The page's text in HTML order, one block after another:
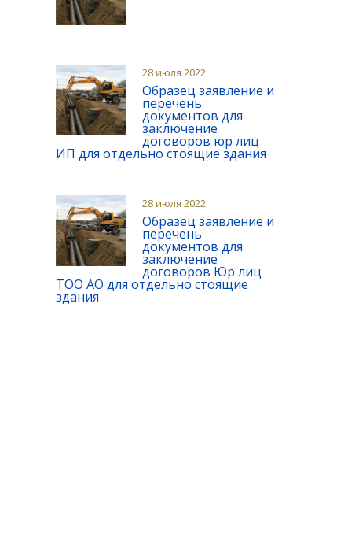
28 июля 2022
Образец заявление и
перечень
документов для
заключение
договоров юр лиц
ИП для отдельно стоящие здания
28 июля 2022
Образец заявление и
перечень
документов для
заключение
договоров Юр лиц
ТОО АО для отдельно стоящие
здания